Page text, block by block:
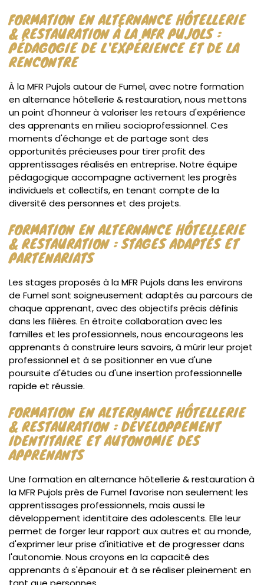
FORMATION EN ALTERNANCE HÔTELLERIE
& RESTAURATION À LA MFR PUJOLS :
PÉDAGOGIE DE L'EXPÉRIENCE ET DE LA
RENCONTRE
À la MFR Pujols autour de Fumel, avec notre formation
en alternance hôtellerie & restauration, nous mettons
un point d'honneur à valoriser les retours d'expérience
des apprenants en milieu socioprofessionnel. Ces
moments d'échange et de partage sont des
opportunités précieuses pour tirer profit des
apprentissages réalisés en entreprise. Notre équipe
pédagogique accompagne activement les progrès
individuels et collectifs, en tenant compte de la
diversité des personnes et des projets.
FORMATION EN ALTERNANCE HÔTELLERIE
& RESTAURATION : STAGES ADAPTÉS ET
PARTENARIATS
Les stages proposés à la MFR Pujols dans les environs
de Fumel sont soigneusement adaptés au parcours de
chaque apprenant, avec des objectifs précis définis
dans les filières. En étroite collaboration avec les
familles et les professionnels, nous encourageons les
apprenants à construire leurs savoirs, à mûrir leur projet
professionnel et à se positionner en vue d'une
poursuite d'études ou d'une insertion professionnelle
rapide et réussie.
FORMATION EN ALTERNANCE HÔTELLERIE
& RESTAURATION : DÉVELOPPEMENT
IDENTITAIRE ET AUTONOMIE DES
APPRENANTS
Une formation en alternance hôtellerie & restauration à
la MFR Pujols près de Fumel favorise non seulement les
apprentissages professionnels, mais aussi le
développement identitaire des adolescents. Elle leur
permet de forger leur rapport aux autres et au monde,
d'exprimer leur prise d'initiative et de progresser dans
l'autonomie. Nous croyons en la capacité des
apprenants à s'épanouir et à se réaliser pleinement en